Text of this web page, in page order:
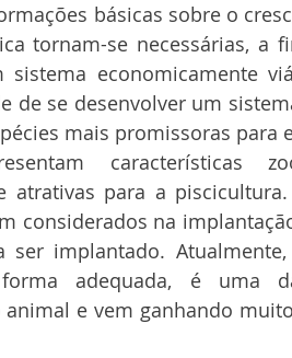
básicas sobre o
tornam-se necessárias, a
economicamente
de se desenvolver um
mais promissoras para
características
atrativas para a
considerados na
ser implantado.
adequada, é uma
e vem ganhando